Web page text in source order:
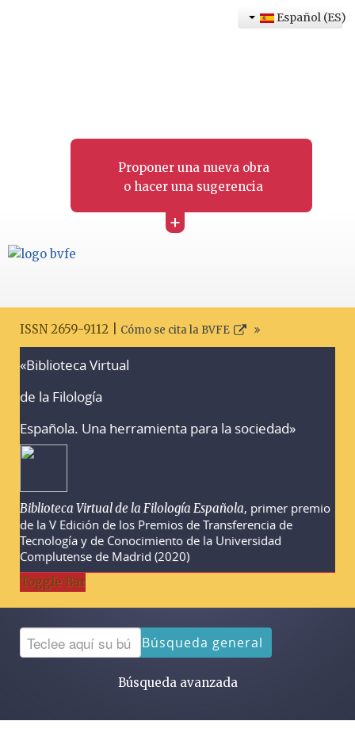
Proponer una nueva obra
o hacer una sugerencia
+
Español (ES)
ISSN 2659-9112 | Cómo se cita la BVFE
«Biblioteca Virtual
de la Filología
Española. Una herramienta para la sociedad»
Biblioteca Virtual de la Filología Española, primer premio
de la V Edición de los Premios de Transferencia de
Tecnología y de Conocimiento de la Universidad
Complutense de Madrid (2020)
Toggle Bar
Búsqueda general
Búsqueda avanzada